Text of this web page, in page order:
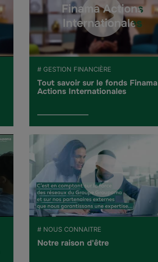
# GESTION FINANCIÈRE
Tout savoir sur le fonds Finama
Actions Internationales
# NOUS CONNAITRE
Notre raison d'être